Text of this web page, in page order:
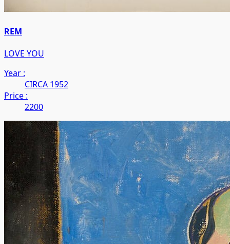
REM
LOVE YOU
Year :
CIRCA 1952
Price :
2200